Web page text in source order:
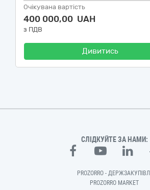
Очікувана вартість
400 000,00 UAH
з ПДВ
Дивитись
СЛІДКУЙТЕ ЗА НАМИ:
PROZORRO - ДЕРЖЗАКУПІВЛІ
PROZORRO MARKET